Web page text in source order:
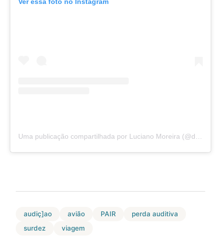
Ver essa foto no Instagram
audiç]ao avião PAIR
perda auditiva
surdez
viagem